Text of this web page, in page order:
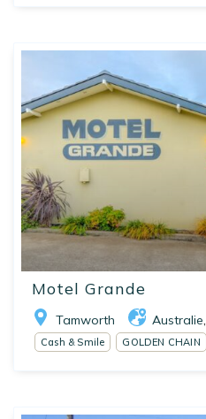
Motel Grande
Tamworth Australie,
Cash & Smile GOLDEN CHAIN